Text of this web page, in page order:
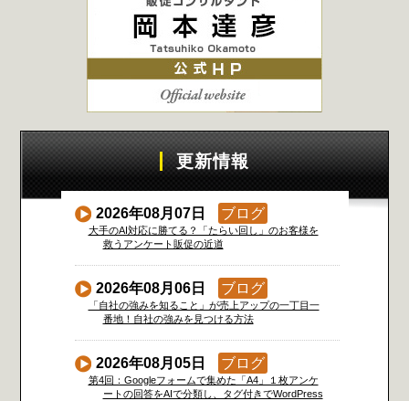
更新情報
2026年08月07日 ブログ
大手のAI対応に勝てる？「たらい回し」のお客様を
救うアンケート販促の近道
2026年08月06日 ブログ
「自社の強みを知ること」が売上アップの一丁目一
番地！自社の強みを見つける方法
2026年08月05日 ブログ
第4回：Googleフォームで集めた「A4」１枚アンケ
ートの回答をAIで分類し、タグ付きでWordPress